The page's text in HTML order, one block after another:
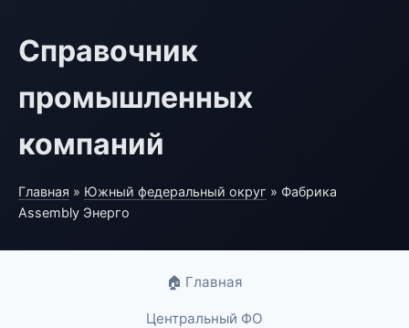
Справочник
промышленных
компаний
Главная » Южный федеральный округ » Фабрика
Assembly Энерго
🏠 Главная
Центральный ФО